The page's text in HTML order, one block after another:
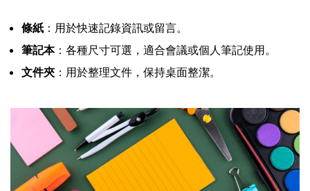
條紙 ：用於快速記錄資訊或留言。
筆記本：各種尺寸可選，適合會議或個人筆記使用。
文件夾 ：用於整理文件，保持桌面整潔。